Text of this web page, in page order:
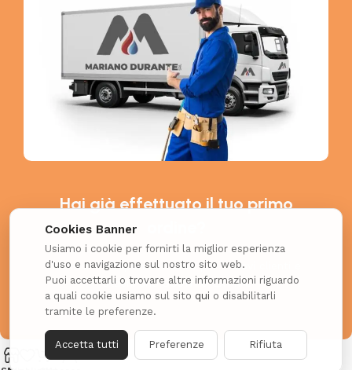
Cookies Banner
Usiamo i cookie per fornirti la miglior esperienza
d'uso e navigazione sul nostro sito web.
Puoi accettarli o trovare altre informazioni riguardo
a quali cookie usiamo sul sito qui o disabilitarli
tramite le preferenze.
Preferenze Rifiuta
Accetta tutti
Hai già effettuato il tuo primo
Richiedi il coupon esclusivo per i nuovi clienti e
ottieni uno SCONTO EXTRA!